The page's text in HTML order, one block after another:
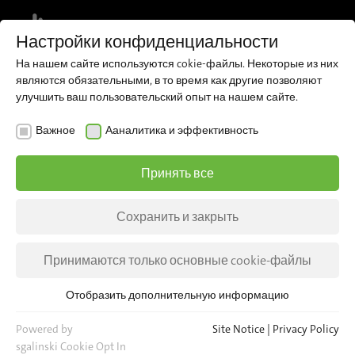
A special birthday
celebration
On May 23 an official presentation of the first
which will start operation in October 2019 in
Gorzow Wielkopolski in Poland.
Настройки конфиденциальности
На нашем сайте используются cokie-файлы. Некоторые из них
являются обязательными, в то время как другие позволяют
улучшить ваш пользовательский опыт на нашем сайте.
Важное Ааналитика и эффективность
Принять все
Сохранить и закрыть
Принимаются только основные cookie-файлы
Важное
Для основных функций веб-сайта необходимы основные
cookie-файлы. Это гарантирует, что веб-сайт будет
Отобразить дополнительную информацию
Powered by
sgalinski Cookie Opt In
Site Notice | Privacy Policy